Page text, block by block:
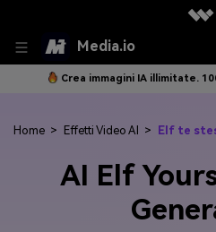
Media.io
Crea immagini IA illimitate.
Home > Effetti Video AI > Elf te
AI Elf